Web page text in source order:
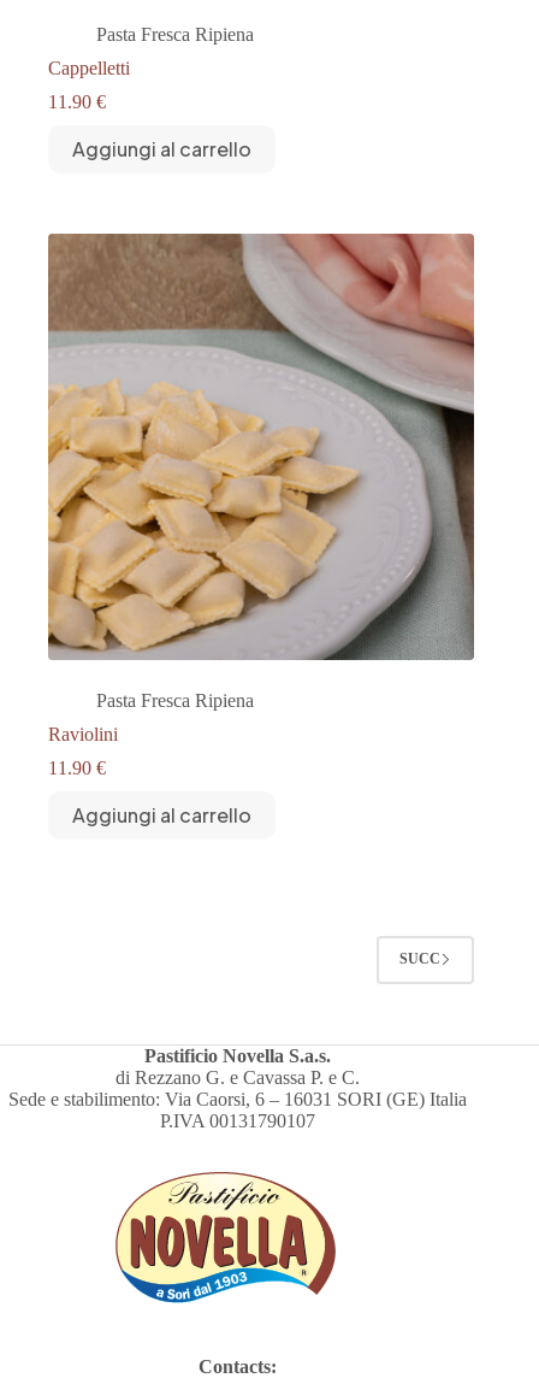
Pasta Fresca Ripiena
Cappelletti
11.90 €
Aggiungi al carrello
Pasta Fresca Ripiena
Raviolini
11.90 €
Aggiungi al carrello
SUCC
Pastificio Novella S.a.s.
di Rezzano G. e Cavassa P. e C.
Sede e stabilimento: Via Caorsi, 6 – 16031 SORI (GE) Italia
P.IVA 00131790107
Contacts: